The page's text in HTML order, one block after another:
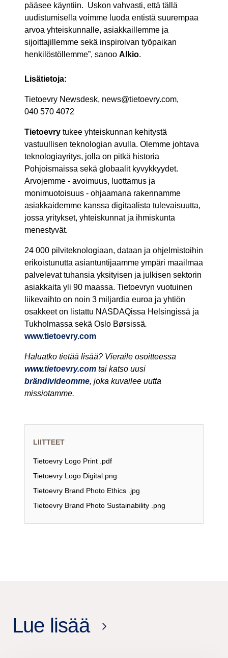
pääsee käyntiin. Uskon vahvasti, että tällä
uudistumisella voimme luoda entistä suurempaa
arvoa yhteiskunnalle, asiakkaillemme ja
sijoittajillemme sekä inspiroivan työpaikan
henkilöstöllemme”, sanoo Alkio.
Lisätietoja:
Tietoevry Newsdesk, news@tietoevry.com,
040 570 4072
Tietoevry tukee yhteiskunnan kehitystä
vastuullisen teknologian avulla. Olemme johtava
teknologiayritys, jolla on pitkä historia
Pohjoismaissa sekä globaalit kyvykkyydet.
Arvojemme - avoimuus, luottamus ja
monimuotoisuus - ohjaamana rakennamme
asiakkaidemme kanssa digitaalista tulevaisuutta,
jossa yritykset, yhteiskunnat ja ihmiskunta
menestyvät.
24 000 pilviteknologiaan, dataan ja ohjelmistoihin
erikoistunutta asiantuntijaamme ympäri maailmaa
palvelevat tuhansia yksityisen ja julkisen sektorin
asiakkaita yli 90 maassa. Tietoevryn vuotuinen
liikevaihto on noin 3 miljardia euroa ja yhtiön
osakkeet on listattu NASDAQissa Helsingissä ja
Tukholmassa sekä Oslo Børsissä.
www.tietoevry.com
Haluatko tietää lisää? Vieraile osoitteessa
www.tietoevry.com tai katso uusi
brändivideomme, joka kuvailee uutta
missiotamme.
LIITTEET
Tietoevry Logo Print .pdf
Tietoevry Logo Digital.png
Tietoevry Brand Photo Ethics .jpg
Tietoevry Brand Photo Sustainability .png
Lue lisää